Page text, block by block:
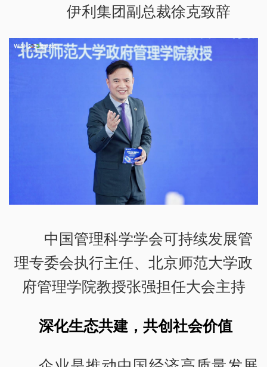
伊利集团副总裁徐克致辞
中国管理科学学会可持续发展管
理专委会执行主任、北京师范大学政
府管理学院教授张强担任大会主持
深化生态共建，共创社会价值